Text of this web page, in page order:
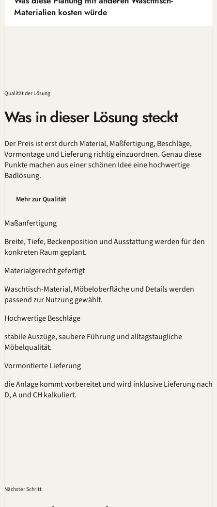
Materialien kosten würde
Qualitätder Lösung
Was in dieser Lösung steckt
Der Preis ist erst durch Material,Maßfertigung, Beschläge,
Vormontage und Lieferung richtig einzuordnen. Genau diese
Punkte machen aus einer schönen Idee eine hochwertige
Badlösung.
Mehr zur Qualität
Maßanfertigung
Breite, Tiefe, Beckenposition und Ausstattung werden für den
konkreten Raum geplant.
Materialgerecht gefertigt
Waschtisch-Material, Möbeloberfläche und Details werden
passend zur Nutzung gewählt.
Hochwertige Beschläge
stabile Auszüge, saubere Führung und alltagstaugliche
Möbelqualität.
Vormontierte Lieferung
die Anlage kommt vorbereitet und wird inklusive Lieferung nach
D, A und CH kalkuliert.
Nächster Schritt